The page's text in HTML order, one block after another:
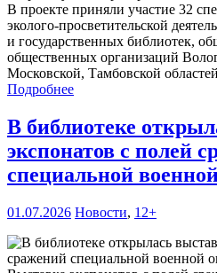
В проекте приняли участие 32
эколого-просветительской
и государственных библиотек,
общественных организаций
Московской, Тамбовской
Подробнее
В библиотеке
экспонатов с полей
специальной
01.07.2026 Новости, 12+